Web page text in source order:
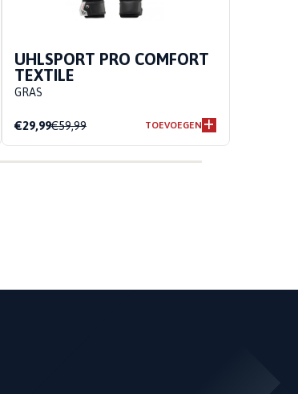
UHLSPORT PRO COMFORT
TEXTILE
GRAS
€29,99€59,99 TOEVOEGEN